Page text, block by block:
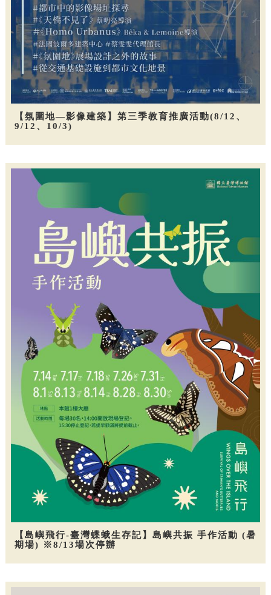
【氛圍地—影像建築】第三季教育推廣活動(8/12、
9/12、10/3)
【島嶼飛行-臺灣蝶蛾生存記】島嶼共振 手作活動 (暑
期場) ※8/13場次停辦